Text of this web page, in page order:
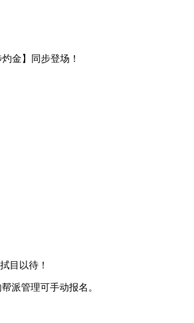
金】同步登场！
目以待！
派管理可手动报名。